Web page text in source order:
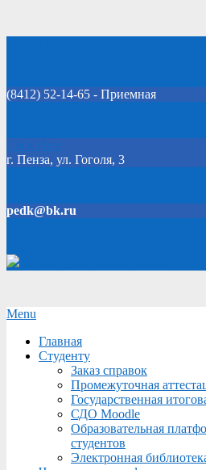
(8412) 52-14-65 - Приемная
Click Here
г. Пенза, ул. Гоголя, 3
pedk@bk.ru
Secondary
Menu
Menu
Главная
Студенту
Заказ справок
Промежуточная
Государственная
СДО Moodle
Образовательная
студентов
Электронная